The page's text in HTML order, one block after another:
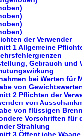
der Verwender
1 Allgemeine
Gebrauch und
bei Werten für
von Gewichtswerten
2 Pflichten der
von
von flüssigen
Vorschriften für
Strahlung
3 Öffentliche Waage